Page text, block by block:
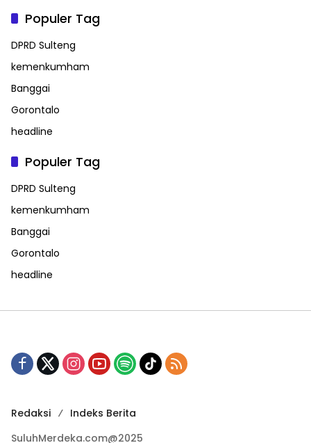
Populer Tag
DPRD Sulteng
kemenkumham
Banggai
Gorontalo
headline
Populer Tag
DPRD Sulteng
kemenkumham
Banggai
Gorontalo
headline
Redaksi
Indeks Berita
SuluhMerdeka.com@2025